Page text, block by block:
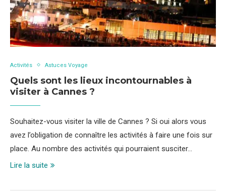
Activités Astuces Voyage
Quels sont les lieux incontournables à
visiter à Cannes ?
Souhaitez-vous visiter la ville de Cannes ? Si oui alors vous
avez l’obligation de connaître les activités à faire une fois sur
place. Au nombre des activités qui pourraient susciter…
Lire la suite